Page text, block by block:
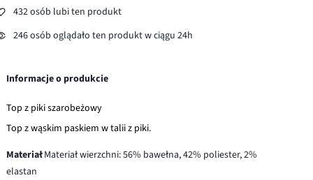
432 osób lubi ten produkt
246 osób oglądało ten produkt w ciągu 24h
Informacje o produkcie
Top z piki szarobeżowy
Top z wąskim paskiem w talii z piki.
MateriałMateriał wierzchni: 56% bawełna, 42% poliester, 2%
elastan